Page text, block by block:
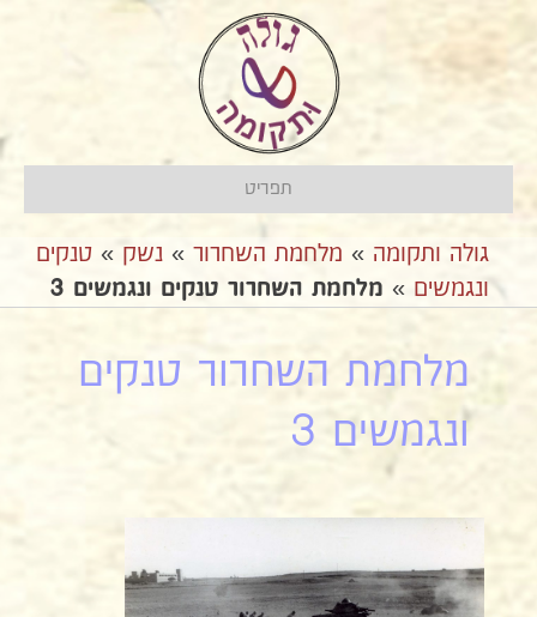
תפריט
גולה ותקומה » מלחמת השחרור » נשק » טנקים
ונגמשים » מלחמת השחרור טנקים ונגמשים 3
מלחמת השחרור טנקים
ונגמשים 3